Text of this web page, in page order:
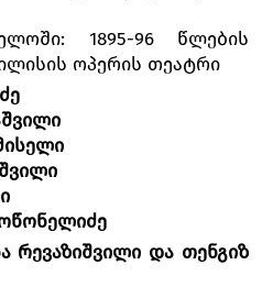
1895-96 წლების
ოპერის თეატრი
რევაზიშვილი და თენგიზ